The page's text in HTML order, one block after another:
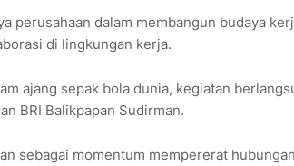
perusahaan dalam membangun budaya
di lingkungan kerja.
ajang sepak bola dunia, kegiatan
BRI Balikpapan Sudirman.
sebagai momentum mempererat